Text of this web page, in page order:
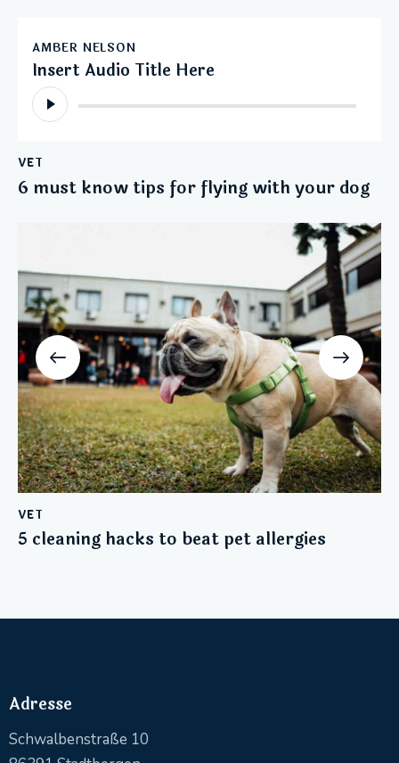
AMBER NELSON
Insert Audio Title Here
Audio-
Player
VET
6 must know tips for flying with your dog
VET
5 cleaning hacks to beat pet allergies
Adresse
Schwalbenstraße 10